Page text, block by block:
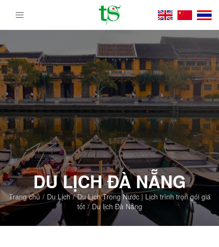
Tour
Lịch
Việt
Nam
Từ
Bắc
Vào
Nam
|
Trường
Sa
Tourist
DMC
DU LỊCH ĐÀ NẴNG
Trang chủ Du Lịch
Du Lịch Trong Nước | Lịch trình trọn gói giá
tốt
Du lịch Đà Nẵng